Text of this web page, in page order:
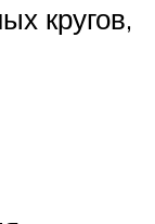
кругов,